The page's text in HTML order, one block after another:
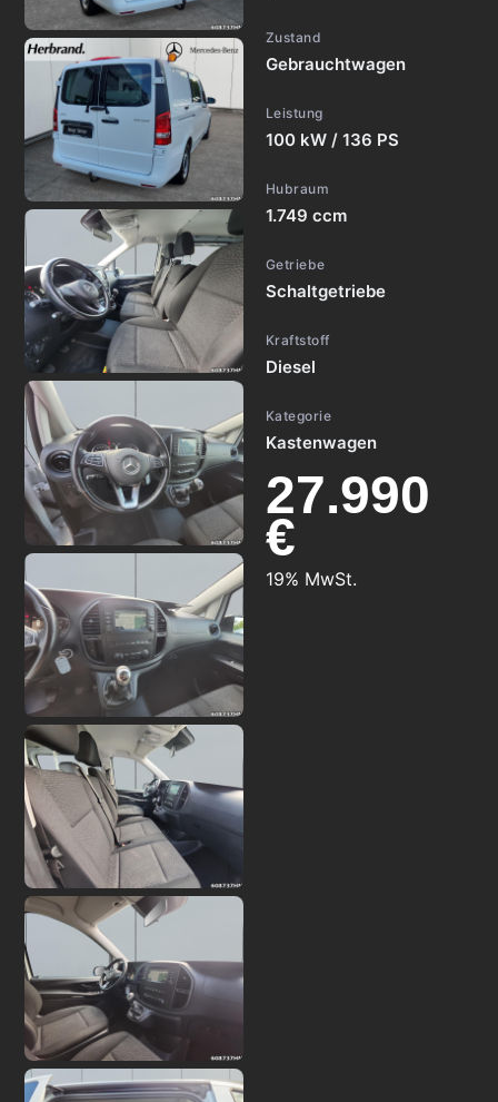
Zustand
Gebrauchtwagen
Leistung
100 kW / 136 PS
Hubraum
1.749 ccm
Getriebe
Schaltgetriebe
Kraftstoff
Diesel
Kategorie
Kastenwagen
27.990
€
19% MwSt.